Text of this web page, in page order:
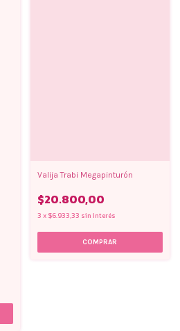
Valija Trabi Megapinturón
$20.800,00
3 x $6.933,33 sin interés